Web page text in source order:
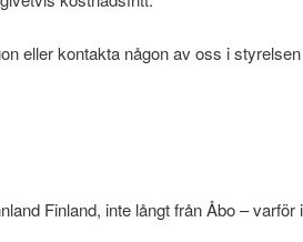
eller kontakta någon av oss i
Finland, inte långt från Åbo – varför